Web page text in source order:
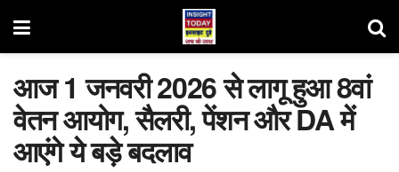
आज 1 जनवरी 2026 से लागू हुआ 8वां
वेतन आयोग, सैलरी, पेंशन और DA में
आएंगे ये बड़े बदलाव